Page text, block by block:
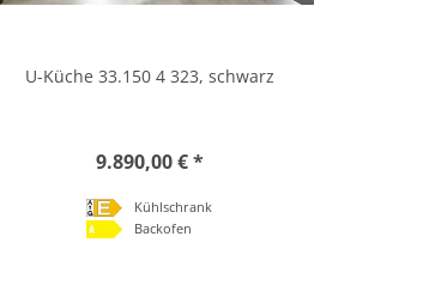
U-Küche 33.150 4 323, schwarz
9.890,00 € *
Kühlschrank
Backofen